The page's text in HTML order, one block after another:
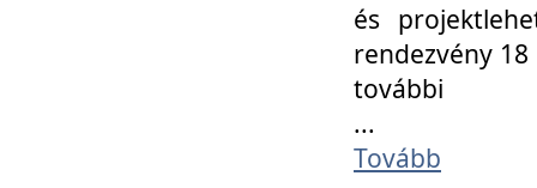
és
rendezvény
további
...
Tovább